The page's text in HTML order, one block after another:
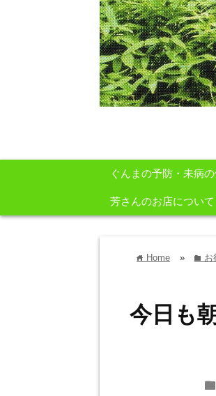
ぐんまの予防・未病
芳さんのお店について
home Home » folder お
今日も
folder